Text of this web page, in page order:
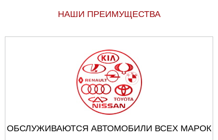
НАШИ ПРЕИМУЩЕСТВА
ОБСЛУЖИВАЮТСЯ АВТОМОБИЛИ ВСЕХ МАРОК